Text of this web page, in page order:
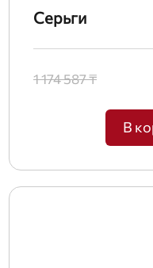
Серьги
1 174 587 ₸
В